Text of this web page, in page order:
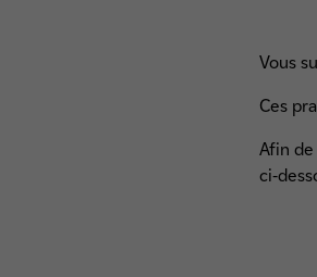
Vous
Ces
Afin
ci-